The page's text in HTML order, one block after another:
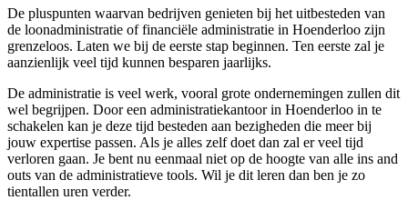
De pluspunten waarvan bedrijven genieten bij het uitbesteden van
de loonadministratie of financiële administratie in Hoenderloo zijn
grenzeloos. Laten we bij de eerste stap beginnen. Ten eerste zal je
aanzienlijk veel tijd kunnen besparen jaarlijks.
De administratie is veel werk, vooral grote ondernemingen zullen dit
wel begrijpen. Door een administratiekantoor in Hoenderloo in te
schakelen kan je deze tijd besteden aan bezigheden die meer bij
jouw expertise passen. Als je alles zelf doet dan zal er veel tijd
verloren gaan. Je bent nu eenmaal niet op de hoogte van alle ins and
outs van de administratieve tools. Wil je dit leren dan ben je zo
tientallen uren verder.